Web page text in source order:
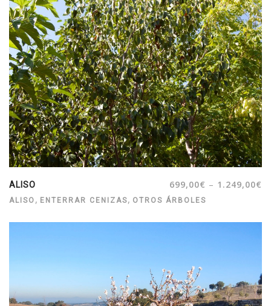
ALISO 699,00€ – 1.249,00€
ALISO , ENTERRAR CENIZAS, OTROS ÁRBOLES